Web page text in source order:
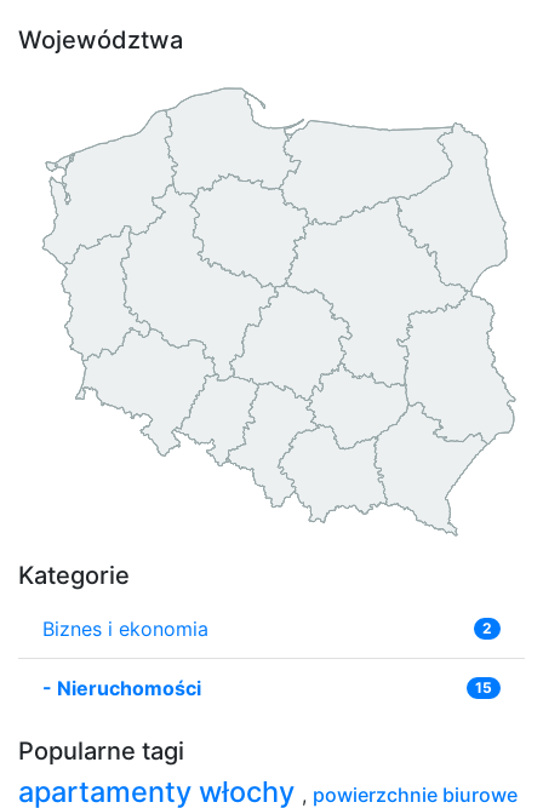
Województwa
Kategorie
Biznes i ekonomia 2
- Nieruchomości 15
Popularne tagi
apartamenty włochy , powierzchnie biurowe